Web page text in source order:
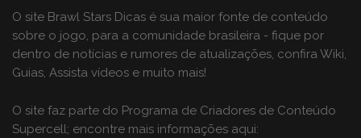
O site Brawl Stars Dicas é sua maior fonte de conteúdo
sobre o jogo, para a comunidade brasileira - fique por
dentro de notícias e rumores de atualizações, confira Wiki,
Guias, Assista vídeos e muito mais!
O site faz parte do Programa de Criadores de Conteúdo
Supercell; encontre mais informações aqui: